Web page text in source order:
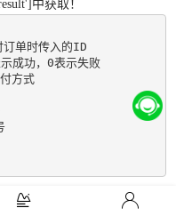
中获取！
时传入的ID
功，0表示失败
式